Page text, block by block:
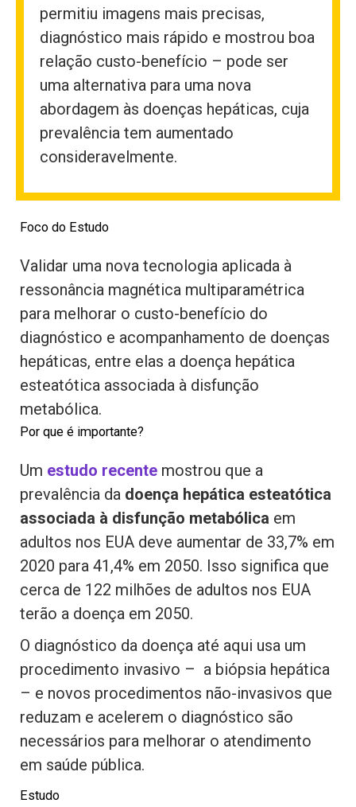
permitiu imagens mais precisas,
diagnóstico mais rápido e mostrou boa
relação custo-benefício – pode ser
uma alternativa para uma nova
abordagem às doenças hepáticas, cuja
prevalência tem aumentado
consideravelmente.
Foco do Estudo
Validar uma nova tecnologia aplicada à
ressonância magnética multiparamétrica
para melhorar o custo-benefício do
diagnóstico e acompanhamento de doenças
hepáticas, entre elas a doença hepática
esteatótica associada à disfunção
metabólica.
Por que é importante?
Um estudo recente mostrou que a
prevalência da doença hepática esteatótica
associada à disfunção metabólica em
adultos nos EUA deve aumentar de 33,7% em
2020 para 41,4% em 2050. Isso significa que
cerca de 122 milhões de adultos nos EUA
terão a doença em 2050.
O diagnóstico da doença até aqui usa um
procedimento invasivo – a biópsia hepática
– e novos procedimentos não-invasivos que
reduzam e acelerem o diagnóstico são
necessários para melhorar o atendimento
em saúde pública.
Estudo